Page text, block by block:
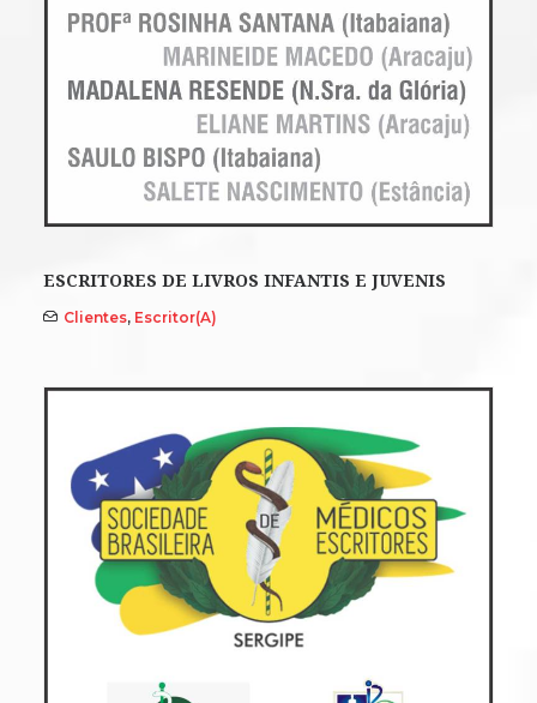
ESCRITORES DE LIVROS INFANTIS E JUVENIS
Clientes, Escritor(a)